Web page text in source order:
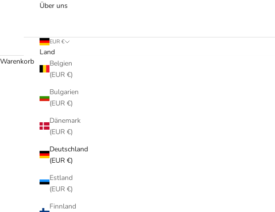
Über uns
EUR €
Land
Belgien
(EUR €)
Bulgarien
(EUR €)
Dänemark
(EUR €)
Deutschland
(EUR €)
Estland
(EUR €)
Finnland
Warenkorb